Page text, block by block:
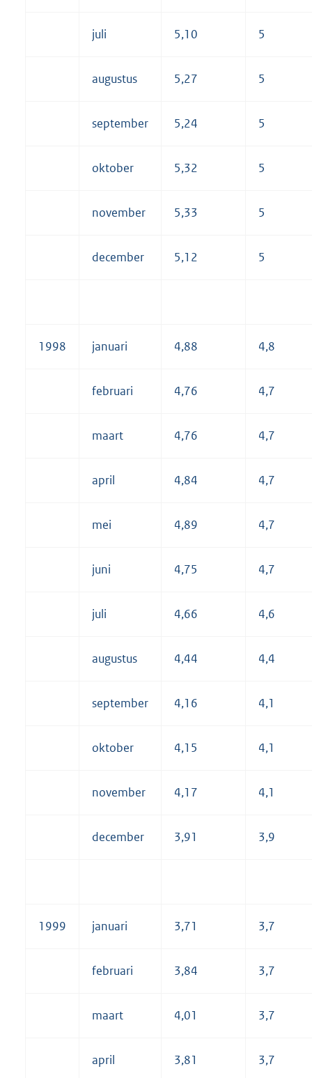
juli 5,10 5
augustus 5,27 5
september 5,24 5
oktober 5,32 5
november 5,33 5
december 5,12 5
1998 januari 4,88 4,8
februari 4,76 4,7
maart 4,76 4,7
april 4,84 4,7
mei 4,89 4,7
juni 4,75 4,7
juli 4,66 4,6
augustus 4,44 4,4
september 4,16 4,1
oktober 4,15 4,1
november 4,17 4,1
december 3,91 3,9
1999 januari 3,71 3,7
februari 3,84 3,7
maart 4,01 3,7
april 3,81 3,7